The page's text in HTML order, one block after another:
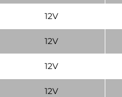
12V
12V
12V
12V